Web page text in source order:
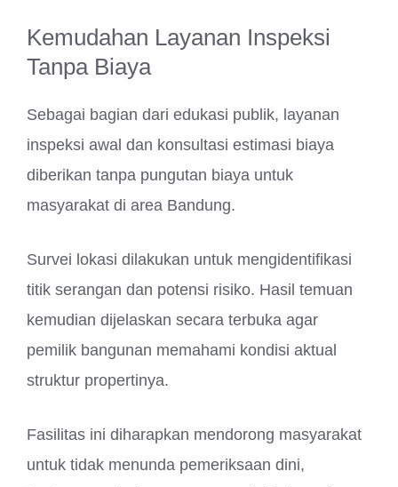
Kemudahan Layanan Inspeksi
Tanpa Biaya
Sebagai bagian dari edukasi publik, layanan
inspeksi awal dan konsultasi estimasi biaya
diberikan tanpa pungutan biaya untuk
masyarakat di area Bandung.
Survei lokasi dilakukan untuk mengidentifikasi
titik serangan dan potensi risiko. Hasil temuan
kemudian dijelaskan secara terbuka agar
pemilik bangunan memahami kondisi aktual
struktur propertinya.
Fasilitas ini diharapkan mendorong masyarakat
untuk tidak menunda pemeriksaan dini,